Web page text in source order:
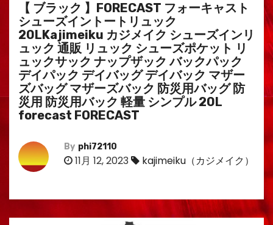
【 ブラック 】FORECAST フォーキャスト
シューズイントートリュック
20LKajimeiku カジメイク シューズインリ
ュック 通販 リュック シューズポケット リ
ュックサック ナップザック バックパック
デイパック デイバッグ デイバック マザー
ズバッグ マザーズバック 防災用バッグ 防
災用 防災用バック 軽量 シンプル 20L
forecast FORECAST
By phi72110
11月 12, 2023 kajimeiku（カジメイク）